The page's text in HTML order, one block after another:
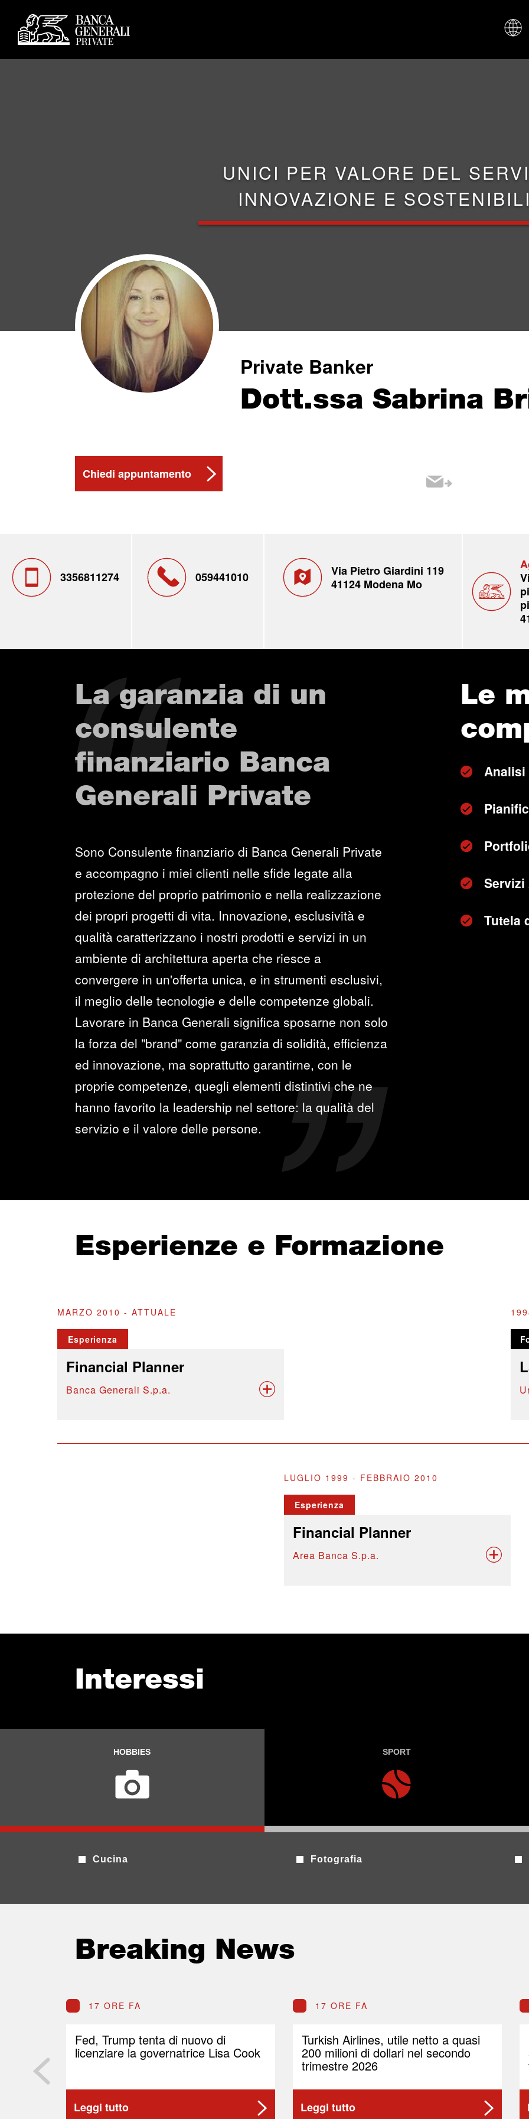
UNICI PER VALORE DEL
INNOVAZIONE E
Private Banker
Dott.ssa Sabrina
Chiedi appuntamento
3356811274 059441010
Via Pietro Giardini 119
41124 Modena Mo
La garanzia di un
consulente
finanziario Banca
Generali Private
Sono Consulente finanziario di Banca Generali Private
e accompagno i miei clienti nelle sfide legate alla
protezione del proprio patrimonio e nella realizzazione
dei propri progetti di vita. Innovazione, esclusività e
qualità caratterizzano i nostri prodotti e servizi in un
ambiente di architettura aperta che riesce a
convergere in un'offerta unica, e in strumenti esclusivi,
il meglio delle tecnologie e delle competenze globali.
Lavorare in Banca Generali significa sposarne non solo
la forza del "brand" come garanzia di solidità, efficienza
ed innovazione, ma soprattutto garantirne, con le
proprie competenze, quegli elementi distintivi che ne
hanno favorito la leadership nel settore: la qualità del
servizio e il valore delle persone.
Le
Tutela
Esperienze e Formazione
MARZO 2010 - ATTUALE
Esperienza
Financial Planner
Banca Generali S.p.a.
LUGLIO 1999 - FEBBRAIO 2010
Esperienza
Financial Planner
Area Banca S.p.a.
Interessi
HOBBIES SPORT
Cucina Fotografia
Breaking News
17 ORE FA
Fed, Trump tenta di nuovo di
licenziare la governatrice Lisa Cook
Leggi tutto
17 ORE FA
Turkish Airlines, utile netto a quasi
200 milioni di dollari nel secondo
trimestre 2026
Leggi tutto